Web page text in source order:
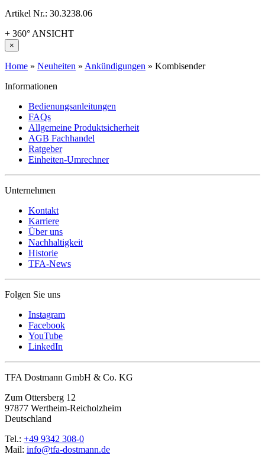
Artikel Nr.: 30.3238.06
+ 360° ANSICHT
×
Home » Neuheiten » Ankündigungen » Kombisender
Informationen
Bedienungsanleitungen
FAQs
Allgemeine Produktsicherheit
AGB Fachhandel
Ratgeber
Einheiten-Umrechner
Unternehmen
Kontakt
Karriere
Über uns
Nachhaltigkeit
Historie
TFA-News
Folgen Sie uns
Instagram
Facebook
YouTube
LinkedIn
TFA Dostmann GmbH & Co. KG
Zum Ottersberg 12
97877 Wertheim-Reicholzheim
Deutschland
Tel.: +49 9342 308-0
Mail: info@tfa-dostmann.de